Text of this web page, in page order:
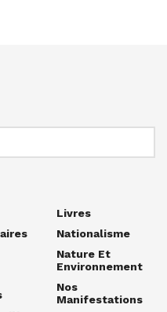
Livres
Nationalisme
Nature Et
Environnement
Nos
Manifestations